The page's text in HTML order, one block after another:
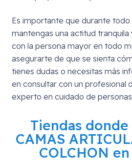
Es importante que durante
mantengas una actitud
con la persona mayor en todo
asegurarte de que se sienta
tienes dudas o necesitas más
en consultar con un profesional
experto en cuidado de
Tiendas
CAMAS
COLCHON